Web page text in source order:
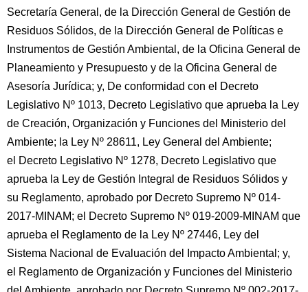
Secretaría General, de la Dirección General de Gestión de
Residuos Sólidos, de la Dirección General de Políticas e
Instrumentos de Gestión Ambiental, de la Oficina General de
Planeamiento y Presupuesto y de la Oficina General de
Asesoría Jurídica; y, De conformidad con el Decreto
Legislativo Nº 1013, Decreto Legislativo que aprueba la Ley
de Creación, Organización y Funciones del Ministerio del
Ambiente; la Ley Nº 28611, Ley General del Ambiente;
el Decreto Legislativo Nº 1278, Decreto Legislativo que
aprueba la Ley de Gestión Integral de Residuos Sólidos y
su Reglamento, aprobado por Decreto Supremo Nº 014-
2017-MINAM; el Decreto Supremo Nº 019-2009-MINAM que
aprueba el Reglamento de la Ley Nº 27446, Ley del
Sistema Nacional de Evaluación del Impacto Ambiental; y,
el Reglamento de Organización y Funciones del Ministerio